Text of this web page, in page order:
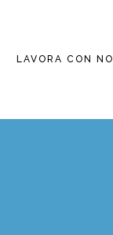
LAVORA CON NOI